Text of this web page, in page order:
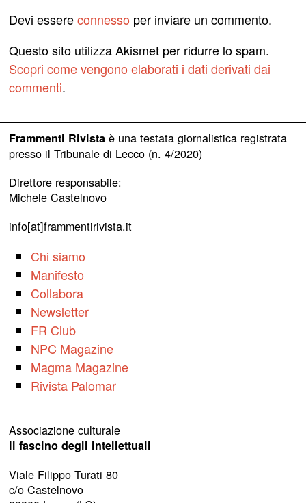
Devi essereconnesso per inviare un commento.
Questo sito utilizza Akismet per ridurre lo spam.
Scopri come vengono elaborati i dati derivati dai
commenti.
Frammenti Rivistaè una testata giornalistica registrata
presso il Tribunale di Lecco (n. 4/2020)
Direttore responsabile:
Michele Castelnovo
info[at]frammentirivista.it
Chi siamo
Manifesto
Collabora
Newsletter
FR Club
NPC Magazine
Magma Magazine
Rivista Palomar
Associazione culturale
Il fascino degli intellettuali
Viale Filippo Turati 80
c/o Castelnovo